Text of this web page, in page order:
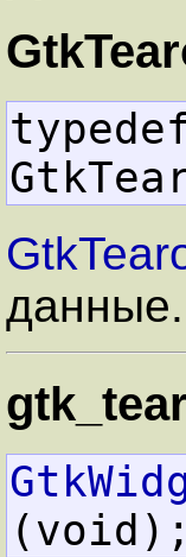
данные.
(void);